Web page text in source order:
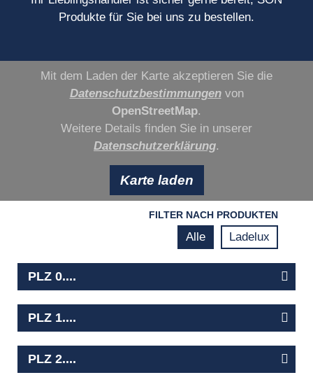
Produkte für Sie bei uns zu bestellen.
Mit dem Laden der Karte akzeptieren Sie die
Datenschutzbestimmungenvon
OpenStreetMap.
Weitere Details finden Sie in unserer
Datenschutzerklärung.
Karte laden
FILTER NACH PRODUKTEN
Alle Ladelux
PLZ 0....
Light-Wolf Studio
Hermann-Mende-Str. 5-7
01099Dresden
www.light-wolf.de
PLZ 1....
kultrad
Linienstr. 77
PLZ 2....